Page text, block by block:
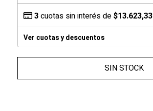
3cuotas sin interés de$13.623,33
Ver cuotas y descuentos
SIN STOCK